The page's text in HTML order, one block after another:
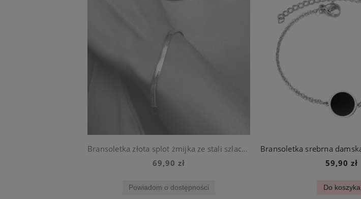
Bransoletka złota splot żmijka ze stali szlachetnej
69,90 zł
Powiadom o dostępności
59,90 zł
Do koszyka